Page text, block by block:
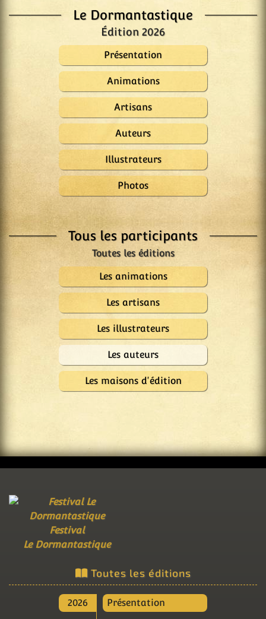
Le Dormantastique
Édition 2026
Présentation
Animations
Artisans
Auteurs
Illustrateurs
Photos
Tous les participants
Les animations
Les artisans
Les illustrateurs
Les auteurs
Les maisons d'édition
Festival
Le Dormantastique
Toutes les éditions
2026 Présentation